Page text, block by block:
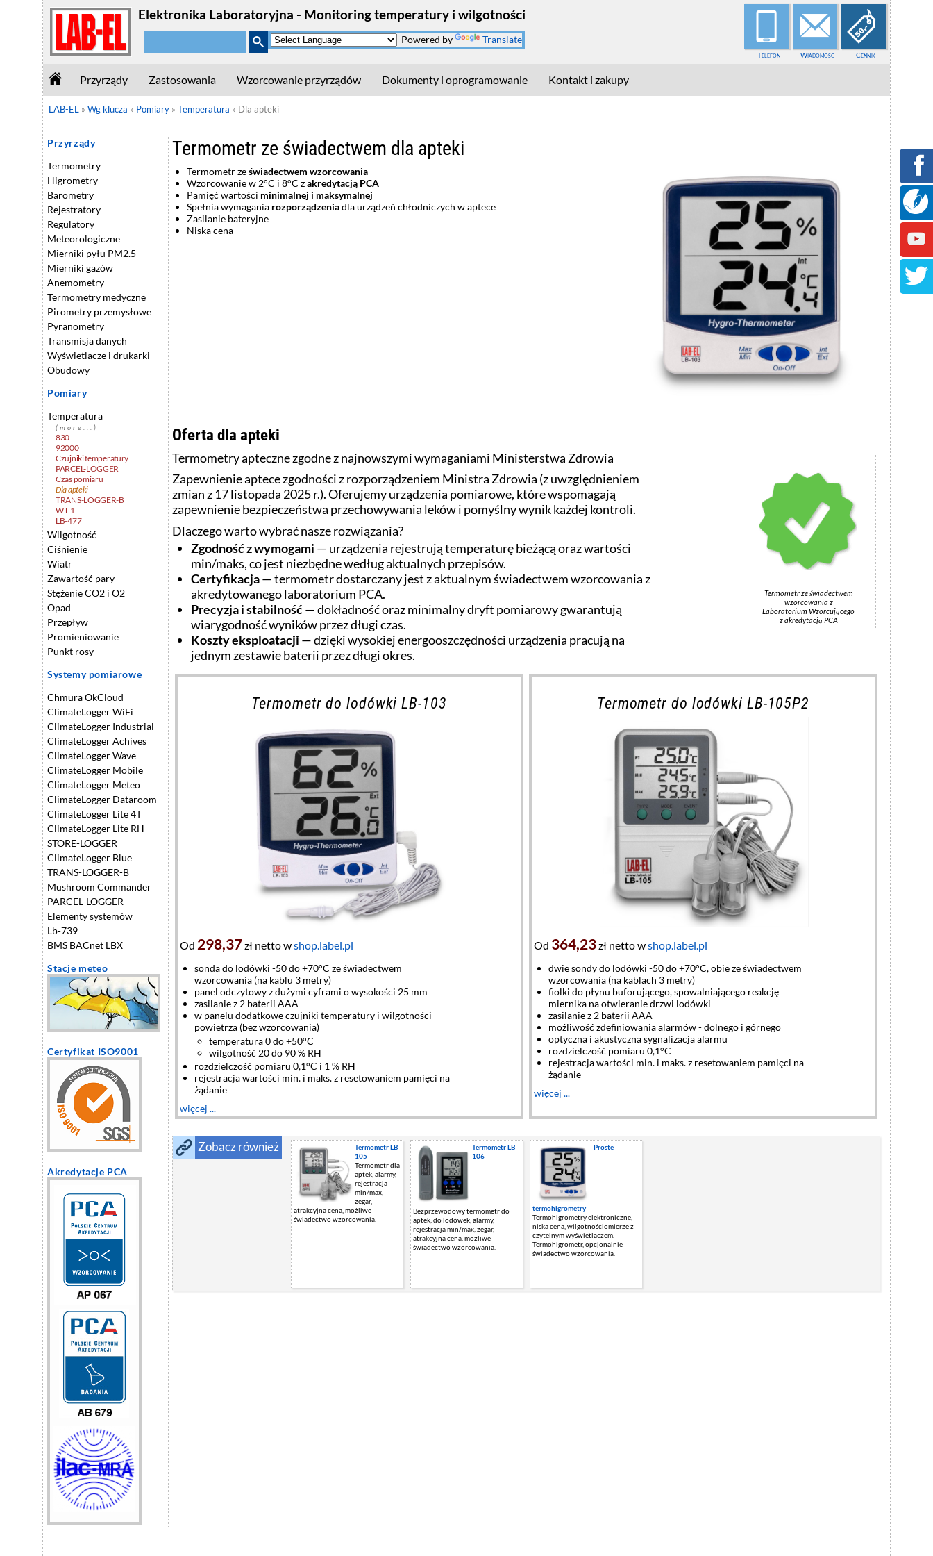
Elektronika Laboratoryjna - Monitoring temperatury i wilgotności
Powered by Translate
Telefon Wiadomość Cennik
Przyrządy Zastosowania Wzorcowanie przyrządów Dokumenty i oprogramowanie Kontakt i zakupy
LAB-EL » Wg klucza » Pomiary » Temperatura » Dla apteki
Przyrządy
Termometry
Higrometry
Barometry
Rejestratory
Regulatory
Meteorologiczne
Mierniki pyłu PM2.5
Mierniki gazów
Anemometry
Termometry medyczne
Pirometry przemysłowe
Pyranometry
Transmisja danych
Wyświetlacze i drukarki
Obudowy
Pomiary
Temperatura
(more...)
830
92000
Czujniki temperatury
PARCEL-LOGGER
Czas pomiaru
Dla apteki
TRANS-LOGGER-B
WT-1
LB-477
Wilgotność
Ciśnienie
Wiatr
Zawartość pary
Stężenie CO2 i O2
Opad
Przepływ
Promieniowanie
Punkt rosy
Systemy pomiarowe
Chmura OkCloud
ClimateLogger WiFi
ClimateLogger Industrial
ClimateLogger Achives
ClimateLogger Wave
ClimateLogger Mobile
ClimateLogger Meteo
ClimateLogger Dataroom
ClimateLogger Lite 4T
ClimateLogger Lite RH
STORE-LOGGER
ClimateLogger Blue
TRANS-LOGGER-B
Mushroom Commander
PARCEL-LOGGER
Elementy systemów
Lb-739
BMS BACnet LBX
Stacje meteo
Certyfikat ISO9001
Akredytacje PCA
Termometr ze świadectwem dla apteki
Termometr zeświadectwem wzorcowania
Wzorcowanie w 2°C i 8°C zakredytacją PCA
Pamięć wartości minimalnej i maksymalnej
Spełnia wymagania rozporządzeniadla urządzeń chłodniczych w aptece
Zasilanie bateryjne
Niska cena
Oferta dla apteki
Termometr ze świadectwem
wzorcowania z
Laboratorium Wzorcującego
z akredytacją PCA
Termometry apteczne zgodne z najnowszymi wymaganiami Ministerstwa Zdrowia
Zapewnienie aptece zgodności z rozporządzeniem Ministra Zdrowia (z uwzględnieniem
zmian z 17 listopada 2025 r.). Oferujemy urządzenia pomiarowe, które wspomagają
zapewnienie bezpieczeństwa przechowywania leków i pomyślny wynik każdej kontroli.
Dlaczego warto wybrać nasze rozwiązania?
Zgodność z wymogami — urządzenia rejestrują temperaturę bieżącą oraz wartości
min/maks, co jest niezbędne według aktualnych przepisów.
Certyfikacja— termometr dostarczany jest z aktualnym świadectwem wzorcowania z
akredytowanego laboratorium PCA.
Precyzja i stabilność— dokładność oraz minimalny dryft pomiarowy gwarantują
wiarygodność wyników przez długi czas.
Koszty eksploatacji — dzięki wysokiej energooszczędności urządzenia pracują na
jednym zestawie baterii przez długi okres.
Termometr do lodówki LB-103
Od 298,37zł netto wshop.label.pl
sonda do lodówki -50 do +70°C ze świadectwem
wzorcowania (na kablu 3 metry)
panel odczytowy z dużymi cyframi o wysokości 25 mm
zasilanie z 2 baterii AAA
w panelu dodatkowe czujniki temperatury i wilgotności
powietrza (bez wzorcowania)
temperatura 0 do +50°C
wilgotność 20 do 90 % RH
rozdzielczość pomiaru 0,1°C i 1 % RH
rejestracja wartości min. i maks. z resetowaniem pamięci na
żądanie
więcej ...
Termometr do lodówki LB-105P2
Od 364,23zł netto wshop.label.pl
dwie sondy do lodówki -50 do +70°C, obie ze świadectwem
wzorcowania (na kablach 3 metry)
fiolki do płynu buforującego, spowalniającego reakcję
miernika na otwieranie drzwi lodówki
zasilanie z 2 baterii AAA
możliwość zdefiniowania alarmów - dolnego i górnego
optyczna i akustyczna sygnalizacja alarmu
rozdzielczość pomiaru 0,1°C
rejestracja wartości min. i maks. z resetowaniem pamięci na
żądanie
więcej ...
Zobacz również
Termometr LB-
105
Termometr dla
aptek, alarmy,
rejestracja
min/max,
zegar,
atrakcyjna cena, możliwe
świadectwo wzorcowania.
Termometr LB-
106
Bezprzewodowy termometr do
aptek, do lodówek, alarmy,
rejestracja min/max, zegar,
atrakcyjna cena, możliwe
świadectwo wzorcowania.
Proste
termohigrometry
Termohigrometry elektroniczne,
niska cena, wilgotnościomierze z
czytelnym wyświetlaczem.
Termohigrometr, opcjonalnie
świadectwo wzorcowania.